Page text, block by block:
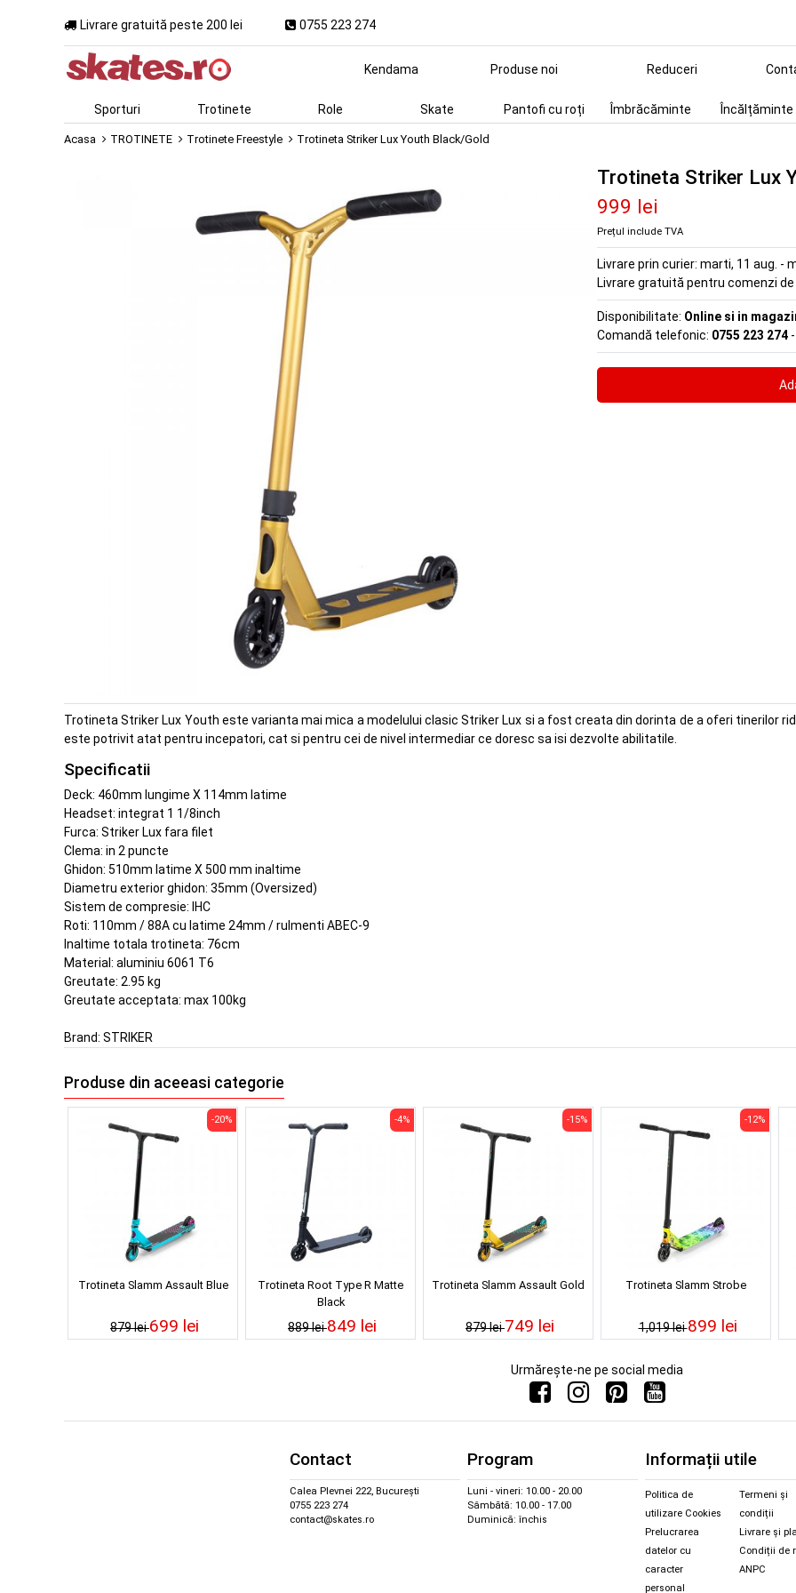
Livrare gratuită peste 200 lei 0755 223 274
Kendama Produse noi Reduceri
Sporturi Trotinete Role Skate Pantofi cu roți Îmbrăcăminte Încălțăminte
Acasa TROTINETE Trotinete Freestyle Trotineta Striker Lux Youth Black/Gold
Trotineta Striker Lux
999 lei
Prețul include TVA
Livrare prin curier: marti, 11 aug. -
Livrare gratuită pentru comenzi
Disponibilitate: Online si in
Comandă telefonic: 0755 223 274
Trotineta Striker Lux Youth este varianta mai mica a modelului clasic Striker Lux si a fost creata din dorinta de a oferi tinerilor
este potrivit atat pentru incepatori, cat si pentru cei de nivel intermediar ce doresc sa isi dezvolte abilitatile.
Specificatii
Deck: 460mm lungime X 114mm latime
Headset: integrat 1 1/8inch
Furca: Striker Lux fara filet
Clema: in 2 puncte
Ghidon: 510mm latime X 500 mm inaltime
Diametru exterior ghidon: 35mm (Oversized)
Sistem de compresie: IHC
Roti: 110mm / 88A cu latime 24mm / rulmenti ABEC-9
Inaltime totala trotineta: 76cm
Material: aluminiu 6061 T6
Greutate: 2.95 kg
Greutate acceptata: max 100kg
Brand: STRIKER
Produse din aceeasi categorie
Trotineta Slamm Assault Blue
879 lei
-20%
699 lei
Trotineta Root Type R Matte
Black
889 lei
-4%
849 lei
Trotineta Slamm Assault Gold
879 lei
-15%
749 lei
Trotineta Slamm Strobe
1,019 lei
-12%
899 lei
Urmărește-ne pe social media
Contact
Calea Plevnei 222, București
0755 223 274
contact@skates.ro
Program
Luni - vineri: 10.00 - 20.00
Sâmbătă: 10.00 - 17.00
Duminică: închis
Informații utile
Politica de
utilizare Cookies
Prelucrarea
datelor cu
caracter
personal
Termeni și
condiții
Livrare și
Condiții de
ANPC